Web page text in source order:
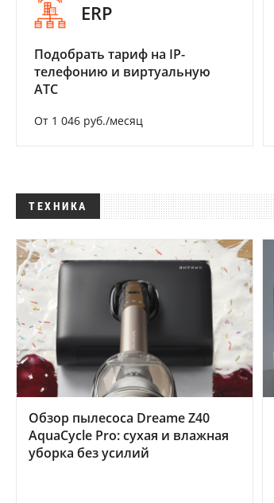
ERP
Подобрать тариф на IP-
телефонию и виртуальную
АТС
От 1 046 руб./месяц
ТЕХНИКА
Обзор пылесоса Dreame Z40
AquaCycle Pro: сухая и влажная
уборка без усилий